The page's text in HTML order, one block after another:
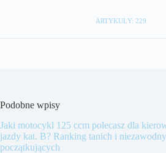
ARTYKUŁY: 229
Podobne wpisy
Jaki motocykl 125 ccm polecasz dla
jazdy kat. B? Ranking tanich i
początkujących